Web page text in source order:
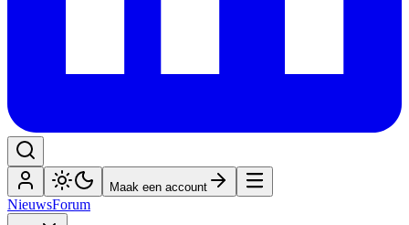
Maak een account
NieuwsForum